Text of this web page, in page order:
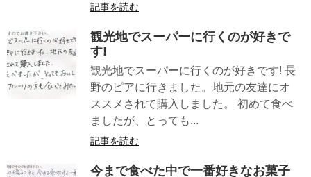
記事を読む
観光地でスーパーに行くのが好きで
す!
観光地でスーパーに行くのが好きです! 長
野のピアに行きました。地元の友達にオ
ススメされて購入しました。 初めて食べ
ましたが、とっても...
記事を読む
今まで食べた中で一番好きなお菓子